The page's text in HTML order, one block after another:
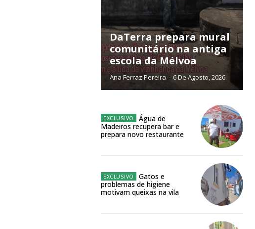
DaTerra prepara mural
comunitário na antiga
escola da Mélvoa
Ana Ferraz Pereira - 6 De Agosto, 2026
Água de
Madeiros recupera bar e
prepara novo restaurante
Gatos e
problemas de higiene
motivam queixas na vila